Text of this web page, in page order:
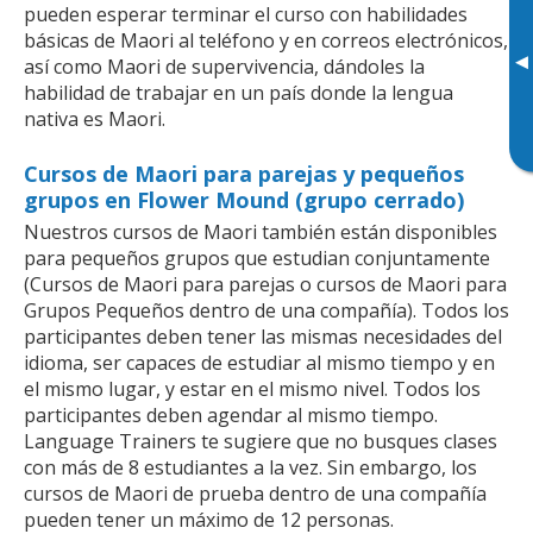
▸
pueden esperar terminar el curso con habilidades
básicas de Maori al teléfono y en correos electrónicos,
así como Maori de supervivencia, dándoles la
habilidad de trabajar en un país donde la lengua
nativa es Maori.
Cursos de Maori para parejas y pequeños
grupos en Flower Mound (grupo cerrado)
Nuestros cursos de Maori también están disponibles
para pequeños grupos que estudian conjuntamente
(Cursos de Maori para parejas o cursos de Maori para
Grupos Pequeños dentro de una compañía). Todos los
participantes deben tener las mismas necesidades del
idioma, ser capaces de estudiar al mismo tiempo y en
el mismo lugar, y estar en el mismo nivel. Todos los
participantes deben agendar al mismo tiempo.
Language Trainers te sugiere que no busques clases
con más de 8 estudiantes a la vez. Sin embargo, los
cursos de Maori de prueba dentro de una compañía
pueden tener un máximo de 12 personas.